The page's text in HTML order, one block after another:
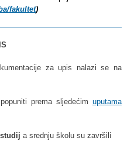
fakultet)
za upis nalazi se na
prema sljedećim uputama
a srednju školu su završili